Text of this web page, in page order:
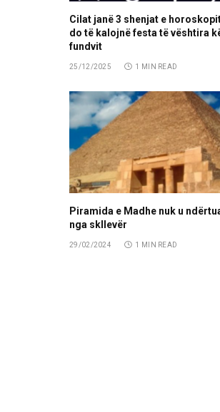
Cilat janë 3 shenjat e
do të kalojnë festa të vështira
fundvit
25/12/2025 1 MIN READ
Piramida e Madhe nuk u
nga skllevër
29/02/2024 1 MIN READ